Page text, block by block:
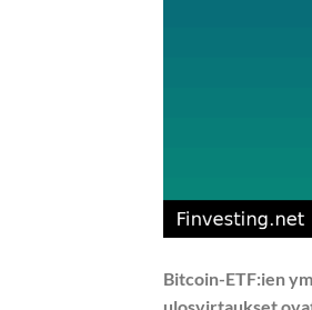
Bitcoin-ETF:ien
ulosvirtaukset